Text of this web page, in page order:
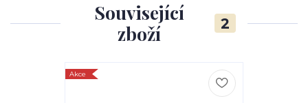
Související
zboží
2
Akce